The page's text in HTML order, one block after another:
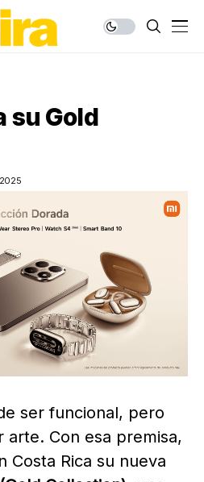
su Gold
ser funcional, pero
Con esa premisa,
Costa Rica su nueva